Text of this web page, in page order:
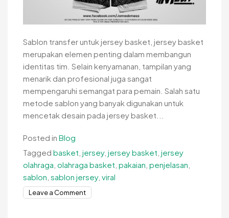
Sablon transfer untuk jersey basket, jersey basket
merupakan elemen penting dalam membangun
identitas tim. Selain kenyamanan, tampilan yang
menarik dan profesional juga sangat
mempengaruhi semangat para pemain. Salah satu
metode sablon yang banyak digunakan untuk
mencetak desain pada jersey basket...
Posted in Blog
Tagged basket jersey, jersey basket jersey
olahraga olahraga basket pakaian penjelasan
sablon sablon jersey, viral
Leave a Commenton